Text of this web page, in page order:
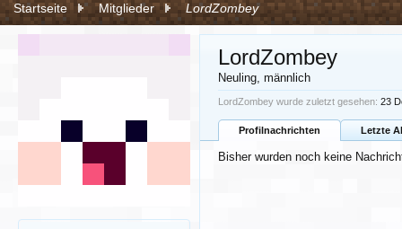
Startseite Mitglieder LordZombey
LordZombey
Neuling, männlich
LordZombey wurde zuletzt gesehen: 23
Profilnachrichten Letzte
Bisher wurden noch keine